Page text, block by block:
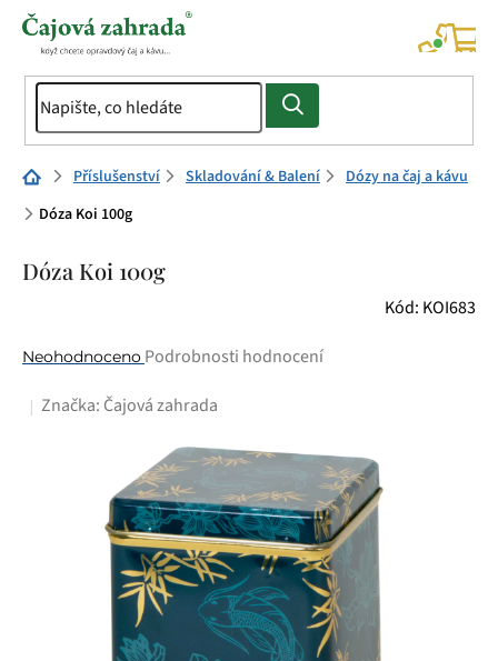
Přejít
Domů Příslušenství Skladování & Balení
Dózy na čaj a kávu
Dóza Koi 100g
Dóza Koi 100g
Kód: KOI683
Průměrné
produktu
Neohodnoceno Podrobnosti hodnocení
Značka: Čajová zahrada